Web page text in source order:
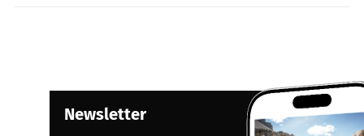
Newsletter